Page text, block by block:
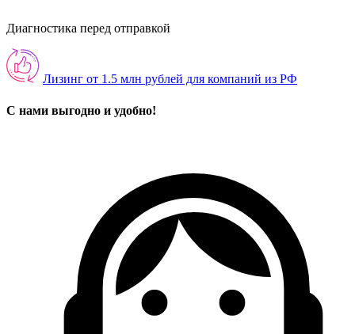
Диагностика перед отправкой
Лизинг от 1.5 млн рублей для компаний из РФ
С нами выгодно и удобно!